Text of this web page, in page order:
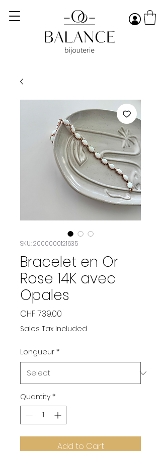
SKU: 2000000121635
Bracelet en Or
Rose 14K avec
Opales
CHF 739.00
Sales Tax Included
Longueur *
Quantity *
Add to Cart